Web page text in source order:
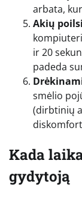
arbata,
Akių
ir 20
padeda
smėlio
(dirbtinių
Kada
gydytoją